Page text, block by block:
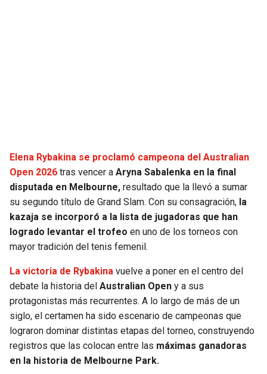
Elena Rybakina se proclamó campeona del Australian
Open 2026 tras vencer a Aryna Sabalenka en la final
disputada en Melbourne, resultado que la llevó a sumar
su segundo título de Grand Slam. Con su consagración, la
kazaja se incorporó a la lista de jugadoras que han
logrado levantar el trofeo en uno de los torneos con
mayor tradición del tenis femenil.
La victoria de Rybakina vuelve a poner en el centro del
debate la historia del Australian Open y a sus
protagonistas más recurrentes. A lo largo de más de un
siglo, el certamen ha sido escenario de campeonas que
lograron dominar distintas etapas del torneo, construyendo
registros que las colocan entre las máximas ganadoras
en la historia de Melbourne Park.